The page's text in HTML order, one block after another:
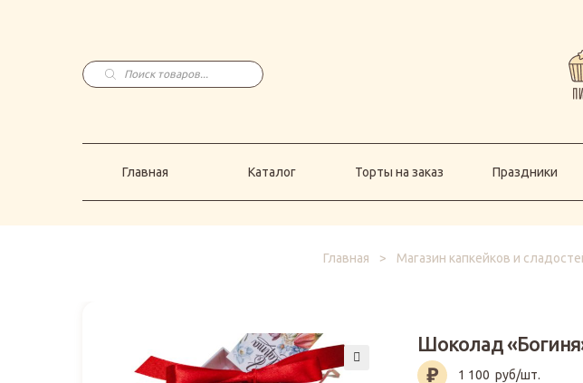
Поиск
товаров
Главная Каталог Торты на заказ Праздники
Главная > Магазин капкейков и
Шоколад
1 100 руб/шт.